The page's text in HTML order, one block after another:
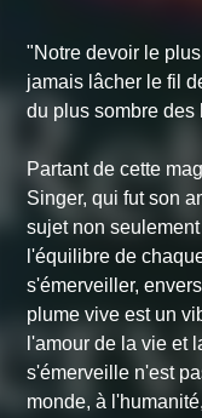
"Notre devoir le
jamais lâcher le fil
du plus sombre des
Partant de cette
Singer, qui fut son
sujet non
l'équilibre de
s'émerveiller,
plume vive est un
l'amour de la vie et
s'émerveille n'est
monde, à